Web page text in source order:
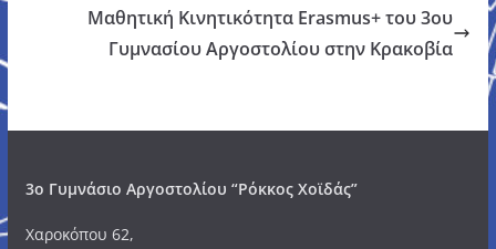
Μαθητική Κινητικότητα Erasmus+ του 3ου
Γυμνασίου Αργοστολίου στην Κρακοβία
3o Γυμνάσιο Αργοστολίου “Ρόκκος Χοϊδάς”
Χαροκόπου 62,